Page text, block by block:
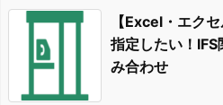
【Excel・エク
指定したい！
み合わせ